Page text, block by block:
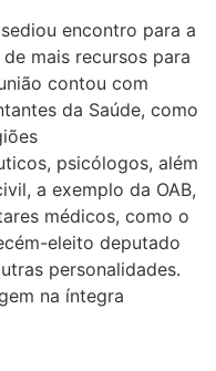
encontro para a
mais recursos para
contou com
da Saúde, como
psicólogos, além
a exemplo da OAB,
médicos, como o
eleito deputado
personalidades.
na íntegra